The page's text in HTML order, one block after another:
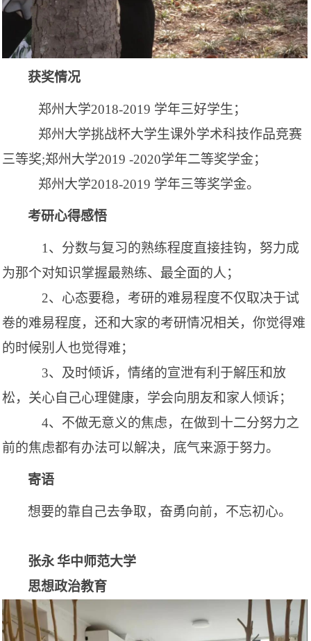
获奖情况
郑州大学2018-2019 学年三好学生 ；
郑州大学挑战杯大学生课外学术科技作品竞赛
三等奖;郑州大学2019 -2020学年二等奖学金；
郑州大学2018-2019 学年三等奖学金。
考研心得感悟
1、分数与复习的熟练程度直接挂钩，努力成
为那个对知识掌握最熟练、最全面的人 ；
2、心态要稳，考研的难易程度不仅取决于试
卷的难易程度，还和大家的考研情况相关，你觉得难
的时候别人也觉得难；
3、及时倾诉，情绪的宣泄有利于解压和放
松，关心自己心理健康，学会向朋友和家人倾诉；
4、不做无意义的焦虑，在做到十二分努力之
前的焦虑都有办法可以解决，底气来源于努力。
寄语
想要的靠自己去争取，奋勇向前，不忘初心。
张永华中师范大学
思想政治教育